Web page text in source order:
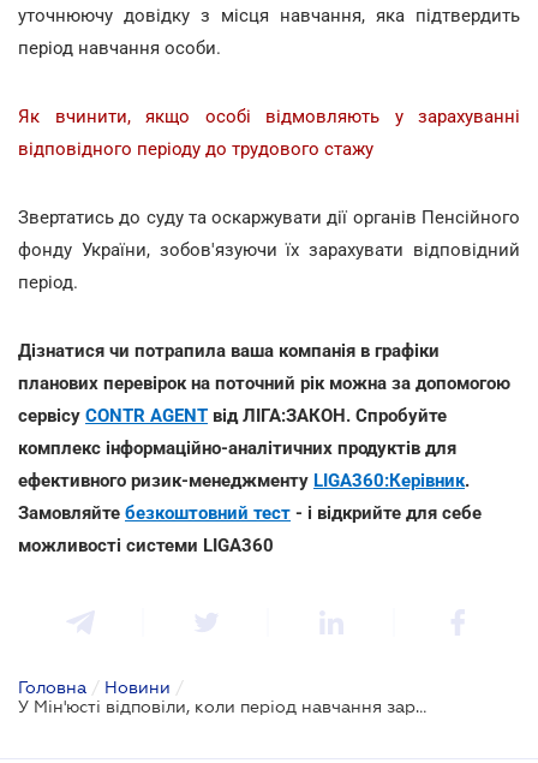
уточнюючу довідку з місця навчання, яка підтвердить
період навчання особи.
Як вчинити, якщо особі відмовляють у зарахуванні
відповідного періоду до трудового стажу
Звертатись до суду та оскаржувати дії органів Пенсійного
фонду України, зобов'язуючи їх зарахувати відповідний
період.
Дізнатися чи потрапила ваша компанія в графіки
планових перевірок на поточний рік можна за допомогою
сервісу CONTR AGENT від ЛІГА:ЗАКОН. Спробуйте
комплекс інформаційно-аналітичних продуктів для
ефективного ризик-менеджменту LIGA360:Керівник.
Замовляйте безкоштовний тест - і відкрийте для себе
можливості системи LIGA360
Головна / Новини /
У Мін'юсті відповіли, коли період навчання зараховується до трудового стажу